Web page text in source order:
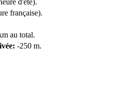
française).
au total.
-250 m.